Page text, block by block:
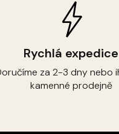
Rychlá expedice
za 2-3 dny nebo
kamenné prodejně